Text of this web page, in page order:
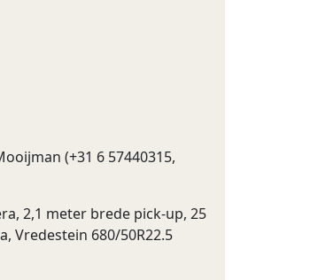
(+31 6 57440315,
2,1 meter brede pick-up, 25
Vredestein 680/50R22.5